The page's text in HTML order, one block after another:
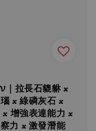
｜拉長石貔貅 x
x 綠磷灰石 x
x 增強表達能力 x
力 x 激發潛能